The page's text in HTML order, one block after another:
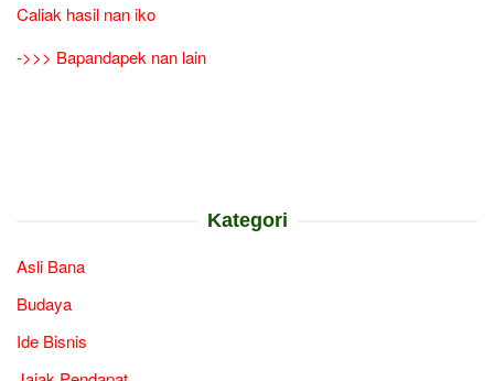
Caliak hasil nan iko
->>> Bapandapek nan lain
Kategori
Asli Bana
Budaya
Ide Bisnis